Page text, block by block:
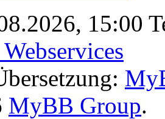
15:00
MyBB Group.